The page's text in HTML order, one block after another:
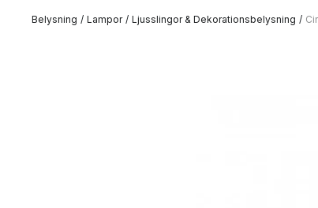
Belysning / Lampor / Ljusslingor & Dekorationsbelysning /